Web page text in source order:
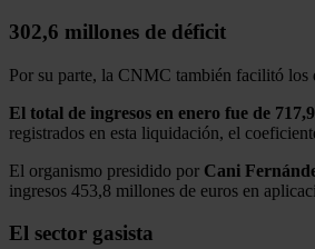
302,6 millones de déficit
Por su parte, la CNMC también facilitó los
El total de ingresos en enero fue de
registrados en esta liquidación, el
El organismo presidido por Cani
ingresos 453,8 millones de euros en
El sector gasista